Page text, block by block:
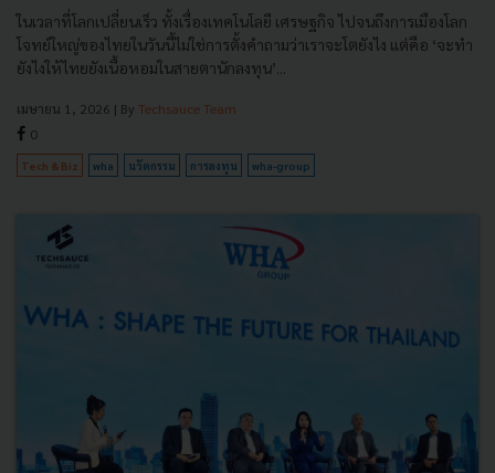
ในเวลาที่โลกเปลี่ยนเร็ว ทั้งเรื่องเทคโนโลยี เศรษฐกิจ ไปจนถึงการเมืองโลก
โจทย์ใหญ่ของไทยในวันนี้ไม่ใช่การตั้งคำถามว่าเราจะโตยังไง แต่คือ ‘จะทำ
ยังไงให้ไทยยังเนื้อหอมในสายตานักลงทุน’...
เมษายน 1, 2026 | By Techsauce Team
0
Tech & Biz wha นวัตกรรม การลงทุน wha-group